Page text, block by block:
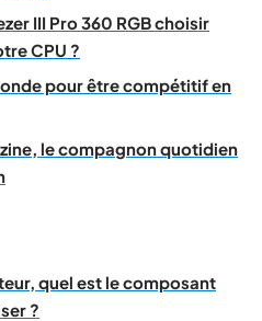
III Pro 360 RGB choisir
CPU ?
pour être compétitif en
le compagnon quotidien
quel est le composant
?